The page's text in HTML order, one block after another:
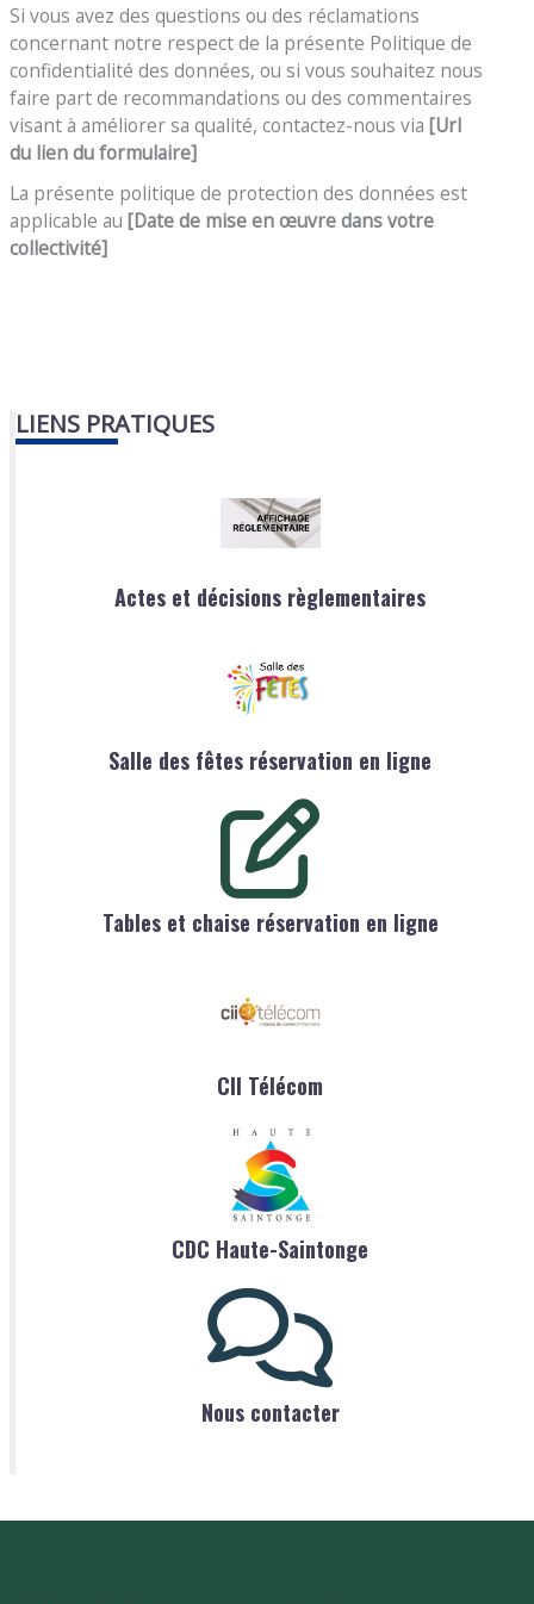
Si vous avez des questions ou des réclamations
concernant notre respect de la présente Politique de
confidentialité des données, ou si vous souhaitez nous
faire part de recommandations ou des commentaires
visant à améliorer sa qualité, contactez-nous via[Url
du lien du formulaire]
La présente politique de protection des données est
applicable au[Date de mise en œuvre dans votre
collectivité]
LIENS PRATIQUES
Actes et décisions règlementaires
Salle des fêtes réservation en ligne
Tables et chaise réservation en ligne
CII Télécom
CDC Haute-Saintonge
Nous contacter